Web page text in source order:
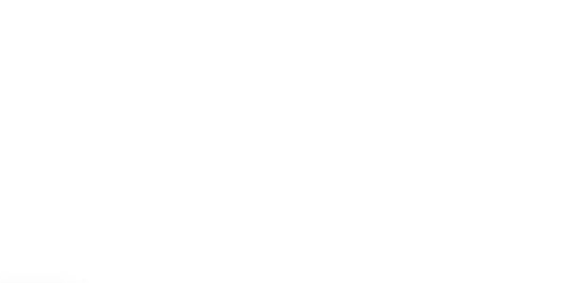
auf der Produktseite gewählt werden